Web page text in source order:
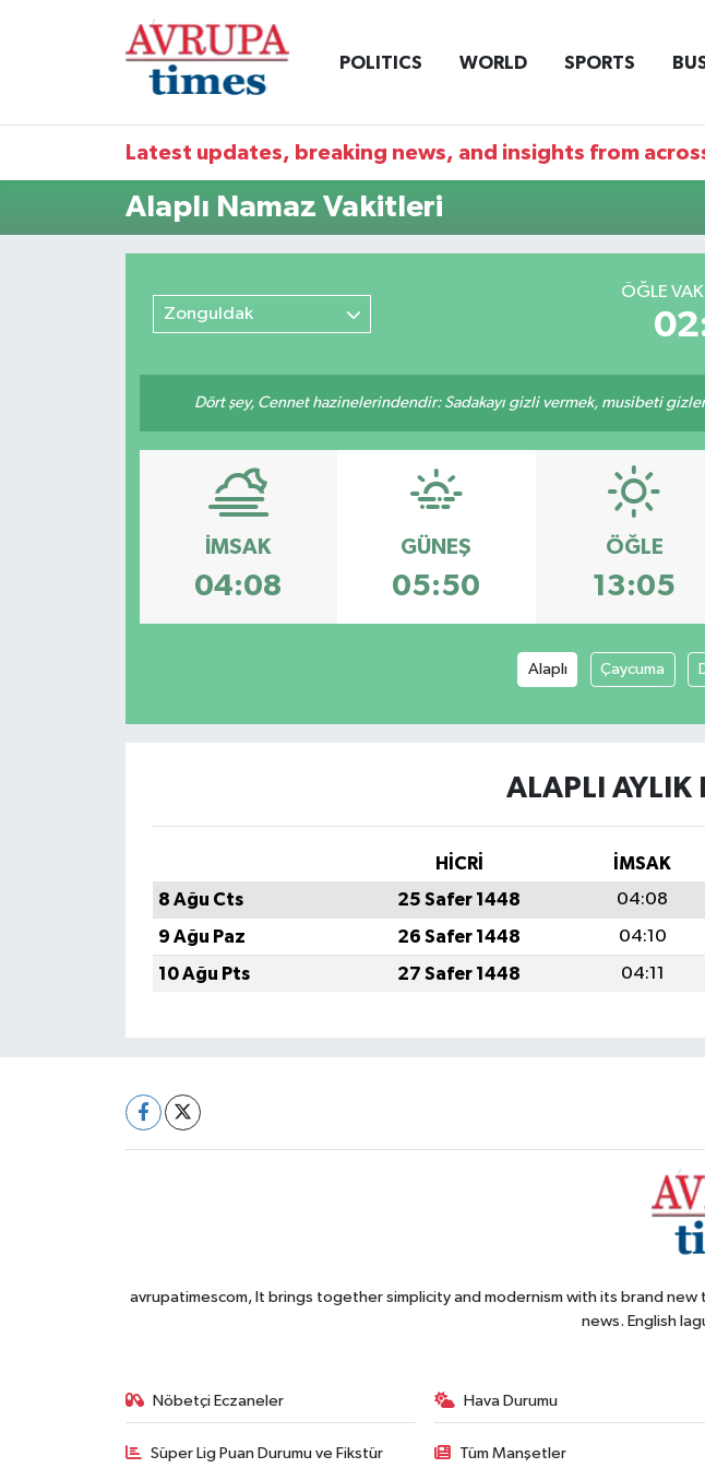
POLITICS WORLD SPORTS
Latest updates, breaking news, and insights from
Alaplı Namaz Vakitleri
Zonguldak
ÖĞLE
Dört şey, Cennet hazinelerindendir: Sadakayı gizli vermek, musibeti
İMSAK
04:08
GÜNEŞ
05:50
ÖĞLE
13:05
Alaplı Çaycuma
ALAPLI AYLIK
HİCRİ İMSAK
8 Ağu Cts
25 Safer 1448 04:08
9 Ağu Paz
26 Safer 1448 04:10
10 Ağu Pts
27 Safer 1448 04:11
avrupatimescom, It brings together simplicity and modernism with its brand
news. English
Nöbetçi Eczaneler Hava Durumu
Süper Lig Puan Durumu ve Fikstür Tüm Manşetler
Nöbetçi Eczaneler
Namaz Vakitleri
Trafik Durumu
Süper Lig Puan Durumu ve Fikstür
Son Dakika Haberleri